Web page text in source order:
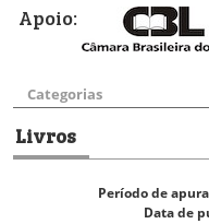
Apoio:
Categorias
Livros
Período de
Data de